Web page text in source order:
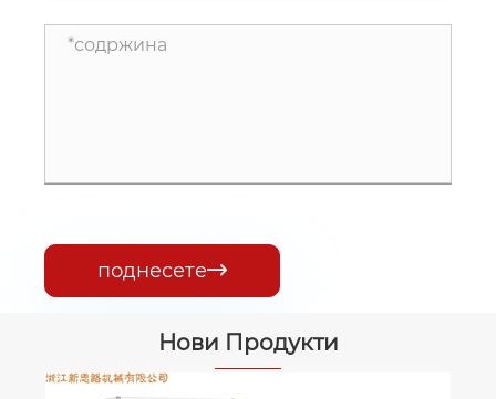
поднесете
Нови Продукти